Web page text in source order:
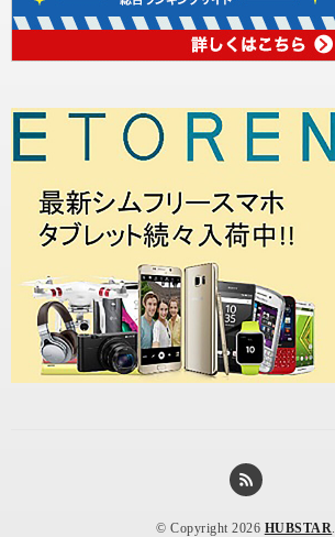
© Copyright 2026 HUBSTAR.